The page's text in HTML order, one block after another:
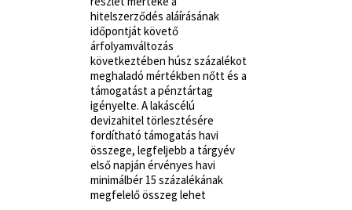
hitelszerződés aláírásának
időpontját követő
árfolyamváltozás
következtében húsz százalékot
meghaladó mértékben nőtt és a
támogatást a pénztártag
igényelte. A lakáscélú
devizahitel törlesztésére
fordítható támogatás havi
összege, legfeljebb a tárgyév
első napján érvényes havi
minimálbér 15 százalékának
megfelelő összeg lehet